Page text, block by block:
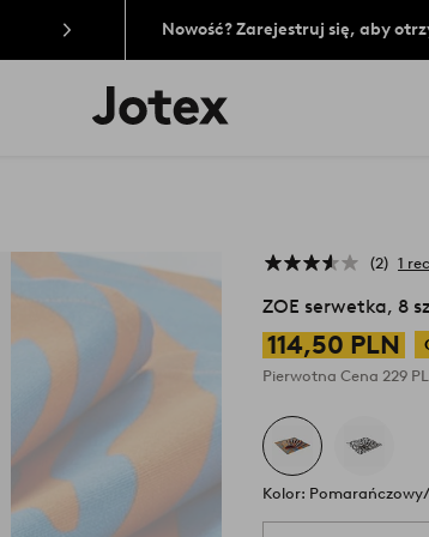
Nowość? Zarejestruj się, aby
Logo
Jotex
2 1
ZOE serwetka, 8
114,50 PLN
Pierwotna Cena 229
Kolor: